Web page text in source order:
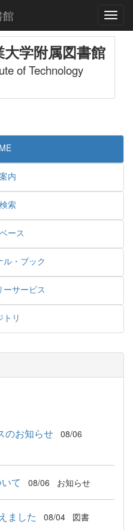
学附属図書館
of Technology
内
索
ース
ル・ブック
ーサービス
トリ
のお知らせ 08/06
て 08/06 お知らせ
ました 08/04 図書